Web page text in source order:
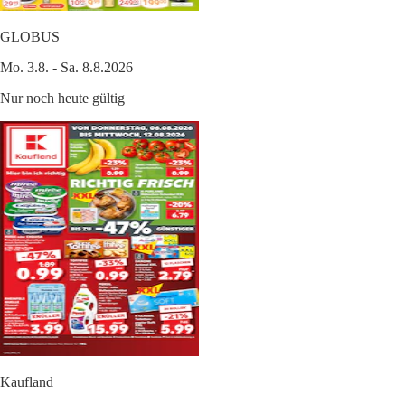
GLOBUS
Mo. 3.8. - Sa. 8.8.2026
Nur noch heute gültig
Kaufland